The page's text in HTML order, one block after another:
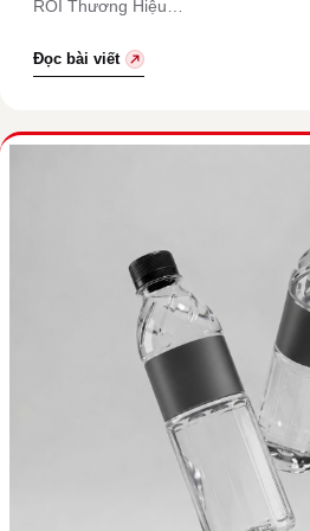
ROI Thương Hiệu…
Đọc bài viết